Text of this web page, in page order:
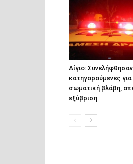
Αίγιο:
κατηγορούμενες για
σωματική βλάβη,
εξύβριση